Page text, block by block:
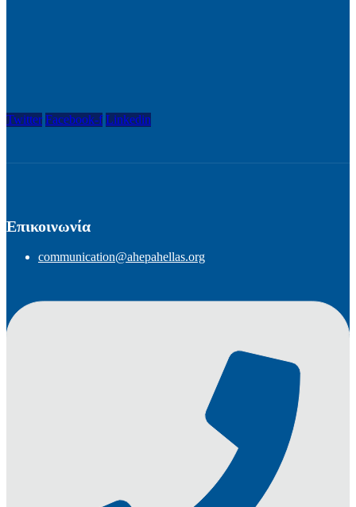
Twitter Facebook-f Linkedin
Επικοινωνία
communication@ahepahellas.org